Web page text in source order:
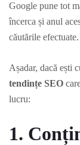
Google pune tot
încerca și anul
căutările efectuate.
Așadar, dacă ești
tendințe SEO
lucru:
1.